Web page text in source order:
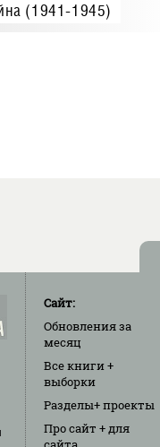
(1941-1945)
Сайт:
Обновленияза
месяц
Все книги+
выборки
Разделы+ проекты
Про сайт + для